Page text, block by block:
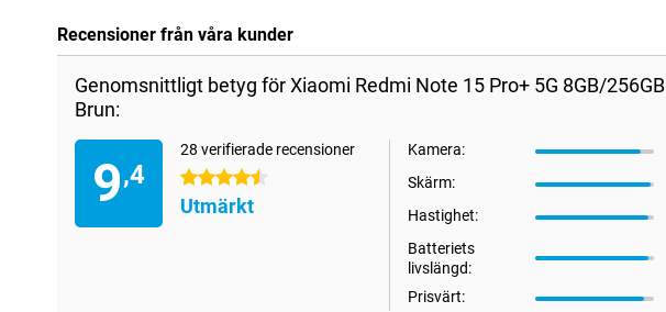
Recensioner från våra kunder
Genomsnittligt betyg för Xiaomi Redmi Note 15 Pro+ 5G 8GB/256GB
Brun:
9,4
28 verifierade recensioner
4.5 stjärnor
Utmärkt
Kamera:
Skärm:
Hastighet:
Batteriets
livslängd:
Prisvärt: